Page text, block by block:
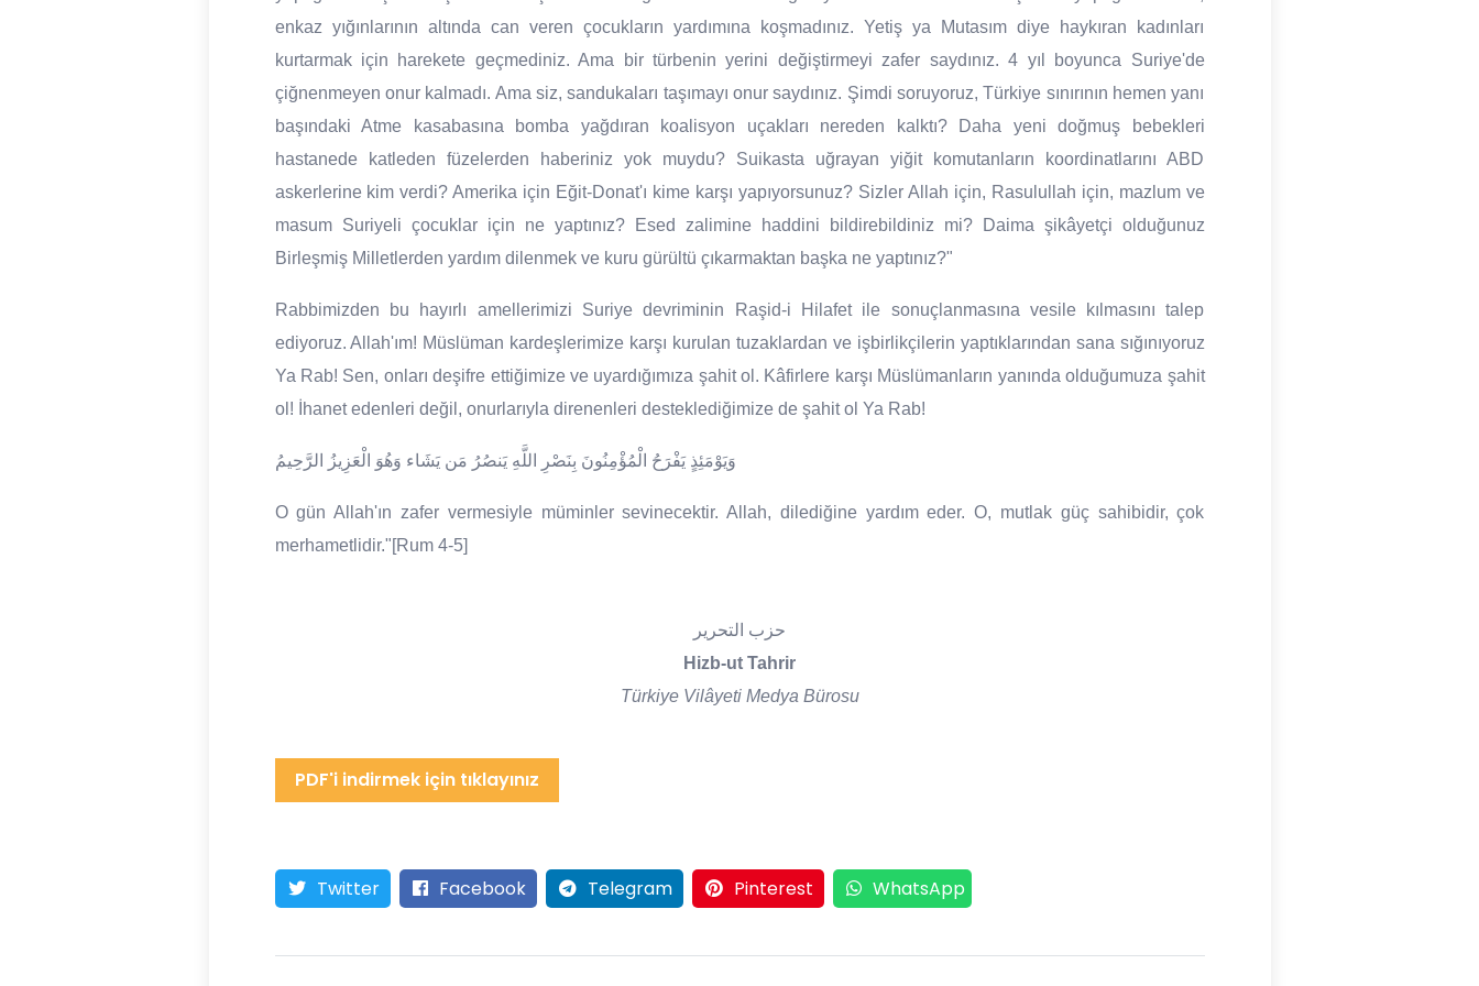
enkaz yığınlarının altında can veren çocukların yardımına koşmadınız. Yetiş ya Mutasım diye haykıran kadınları
kurtarmak için harekete geçmediniz. Ama bir türbenin yerini değiştirmeyi zafer saydınız. 4 yıl boyunca Suriye'de
çiğnenmeyen onur kalmadı. Ama siz, sandukaları taşımayı onur saydınız. Şimdi soruyoruz, Türkiye sınırının hemen yanı
başındaki Atme kasabasına bomba yağdıran koalisyon uçakları nereden kalktı? Daha yeni doğmuş bebekleri
hastanede katleden füzelerden haberiniz yok muydu? Suikasta uğrayan yiğit komutanların koordinatlarını ABD
askerlerine kim verdi? Amerika için Eğit-Donat'ı kime karşı yapıyorsunuz? Sizler Allah için, Rasulullah için, mazlum ve
masum Suriyeli çocuklar için ne yaptınız? Esed zalimine haddini bildirebildiniz mi? Daima şikâyetçi olduğunuz
Birleşmiş Milletlerden yardım dilenmek ve kuru gürültü çıkarmaktan başka ne yaptınız?"
Rabbimizden bu hayırlı amellerimizi Suriye devriminin Raşid-i Hilafet ile sonuçlanmasına vesile kılmasını talep
ediyoruz. Allah'ım! Müslüman kardeşlerimize karşı kurulan tuzaklardan ve işbirlikçilerin yaptıklarından sana sığınıyoruz
Ya Rab! Sen, onları deşifre ettiğimize ve uyardığımıza şahit ol. Kâfirlere karşı Müslümanların yanında olduğumuza şahit
ol! İhanet edenleri değil, onurlarıyla direnenleri desteklediğimize de şahit ol Ya Rab!
وَيَوْمَئِذٍ يَفْرَحُ الْمُؤْمِنُونَ بِنَصْرِ اللَّهِ يَنصُرُ مَن يَشَاء وَهُوَ الْعَزِيزُ الرَّحِيمُ
O gün Allah'ın zafer vermesiyle müminler sevinecektir. Allah, dilediğine yardım eder. O, mutlak güç sahibidir, çok
merhametlidir."[Rum 4-5]
حزب التحرير
Hizb-ut Tahrir
Türkiye Vilâyeti Medya Bürosu
PDF'i indirmek için tıklayınız
Twitter Facebook Telegram Pinterest WhatsApp